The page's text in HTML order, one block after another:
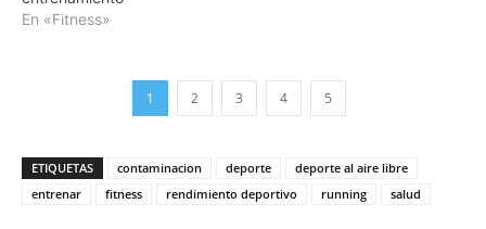
En «Fitness»
1 2 3 4 5
ETIQUETAS contaminacion deporte
deporte al aire libre
entrenar
fitness rendimiento deportivo running salud